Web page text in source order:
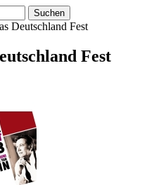
Deutschland Fest
Fest